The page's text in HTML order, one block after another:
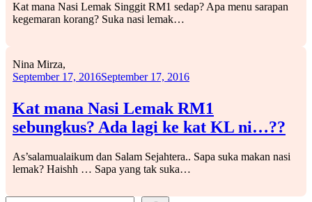
Kat mana Nasi Lemak Singgit RM1 sedap? Apa menu sarapan
kegemaran korang? Suka nasi lemak…
Kat mana Nasi Lemak RM1
sebungkus? Ada lagi ke kat KL ni…??
Nina Mirza,
September 17, 2016September 17, 2016
As’salamualaikum dan Salam Sejahtera.. Sapa suka makan nasi
lemak? Haishh … Sapa yang tak suka…